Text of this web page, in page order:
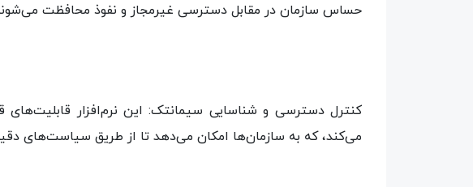
حساس سازمان در مقابل دسترسی غیرمجاز و نفوذ محافظت
کنترل دسترسی و شناسایی سیمانتک: این نرم‌افزار قابلیت‌های
می‌کند، که به سازمان‌ها امکان می‌دهد تا از طریق سیاست‌های